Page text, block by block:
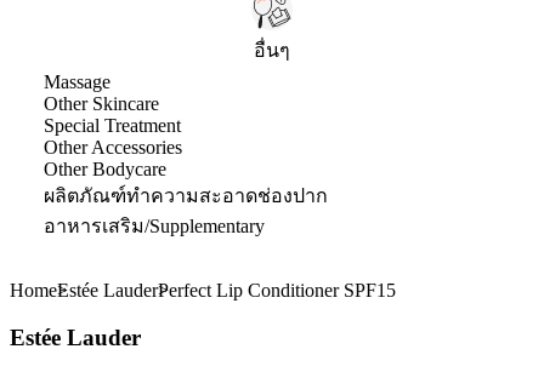
อื่นๆ
Massage
Other Skincare
Special Treatment
Other Accessories
Other Bodycare
ผลิตภัณฑ์ทำความสะอาดช่องปาก
อาหารเสริม/Supplementary
HomeEstée LauderPerfect Lip Conditioner SPF15
Estée Lauder